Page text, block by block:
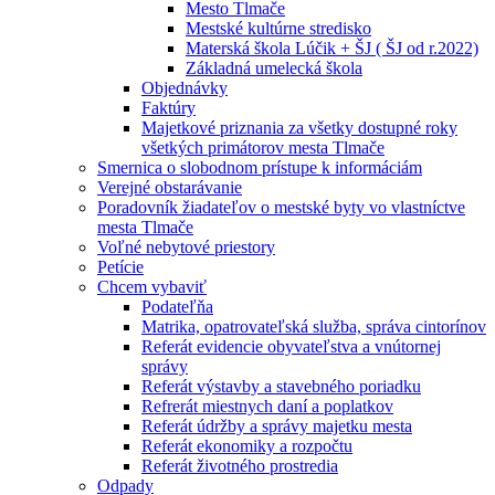
Mesto Tlmače
Mestské kultúrne stredisko
Materská škola Lúčik + ŠJ ( ŠJ od r.2022)
Základná umelecká škola
Objednávky
Faktúry
Majetkové priznania za všetky dostupné roky
všetkých primátorov mesta Tlmače
Smernica o slobodnom prístupe k informáciám
Verejné obstarávanie
Poradovník žiadateľov o mestské byty vo vlastníctve
mesta Tlmače
Voľné nebytové priestory
Petície
Chcem vybaviť
Podateľňa
Matrika, opatrovateľská služba, správa cintorínov
Referát evidencie obyvateľstva a vnútornej
správy
Referát výstavby a stavebného poriadku
Refrerát miestnych daní a poplatkov
Referát údržby a správy majetku mesta
Referát ekonomiky a rozpočtu
Referát životného prostredia
Odpady